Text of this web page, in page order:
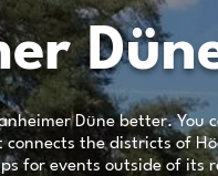
Düne better. You
the districts of
for events outside of its